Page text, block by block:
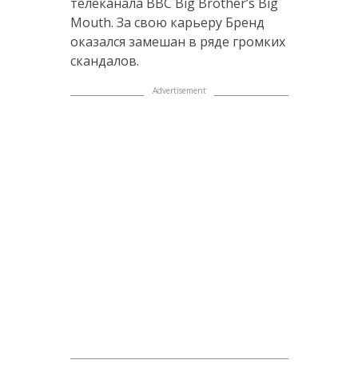
Mouth. За свою карьеру Бренд
оказался замешан в ряде громких
скандалов.